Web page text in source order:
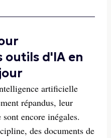
outils d'IA en
artificielle
répandus, leur
encore inégales.
des documents de